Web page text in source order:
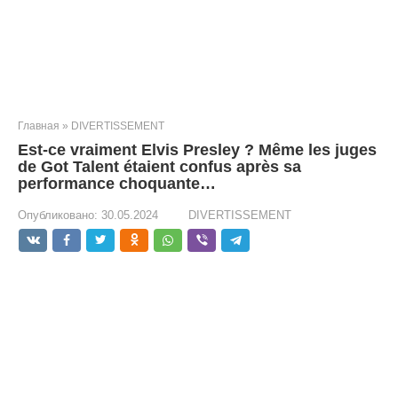
Главная » DIVERTISSEMENT
Est-ce vraiment Elvis Presley ? Même les juges
de Got Talent étaient confus après sa
performance choquante…
Опубликовано: 30.05.2024 DIVERTISSEMENT